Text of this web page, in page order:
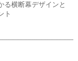
る横断幕デザインと
ト